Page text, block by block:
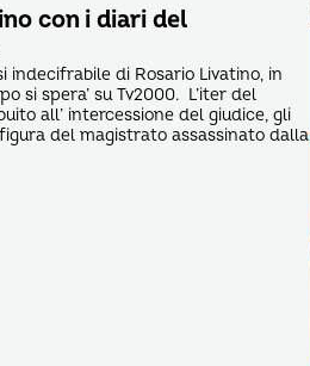
con i diari del
indecifrabile di Rosario Livatino, in
si spera’ su Tv2000. L’iter del
all’ intercessione del giudice, gli
del magistrato assassinato dalla